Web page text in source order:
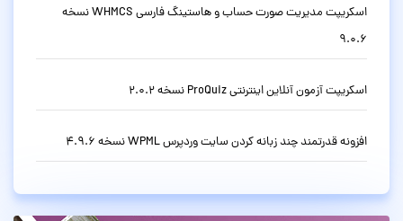
اسکریپت مدیریت صورت حساب و هاستینگ فارسی WHMCS نسخه
9.0.6
اسکریپت آزمون آنلاین اینترنتی ProQuiz نسخه 2.0.2
افزونه قدرتمند چند زبانه کردن سایت وردپرس WPML نسخه 4.9.6